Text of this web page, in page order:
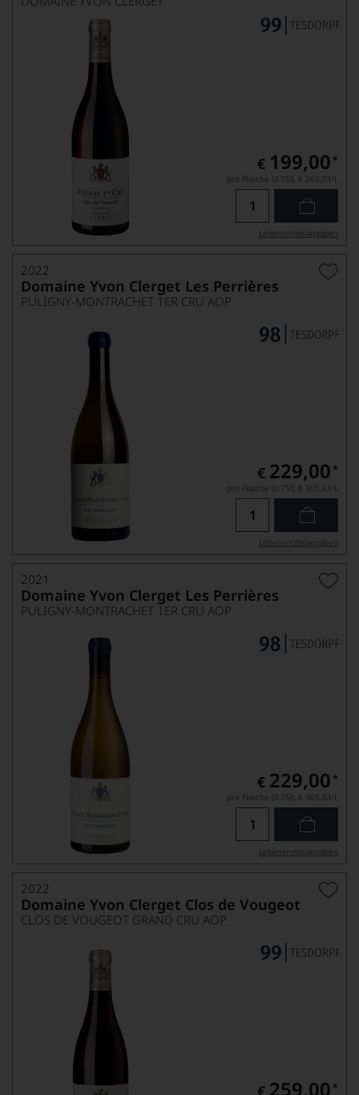
€ 199,00 *
pro Flasche (0.75l), € 265,33/L
Lebensmittel­angaben
2022
Domaine Yvon Clerget Les Perrières
PULIGNY-MONTRACHET 1ER CRU AOP
€ 229,00 *
pro Flasche (0.75l), € 305,33/L
Lebensmittel­angaben
2021
Domaine Yvon Clerget Les Perrières
PULIGNY-MONTRACHET 1ER CRU AOP
€ 229,00 *
pro Flasche (0.75l), € 305,33/L
Lebensmittel­angaben
2022
Domaine Yvon Clerget Clos de Vougeot
CLOS DE VOUGEOT GRAND CRU AOP
€ 259,00 *